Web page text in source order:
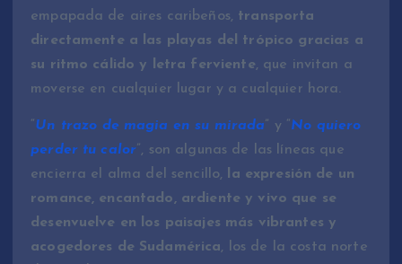
empapada de aires caribeños, transporta
directamente a las playas del trópico gracias a
su ritmo cálido y letra ferviente, que invitan a
moverse en cualquier lugar y a cualquier hora.
Un trazo de magia en su mirada” y “ No quiero
perder tu calor”, son algunas de las líneas que
encierra el alma del sencillo,
la expresión de un
romance, encantado, ardiente y vivo que se
desenvuelve en los paisajes más vibrantes y
acogedores de Sudamérica, los de la costa norte